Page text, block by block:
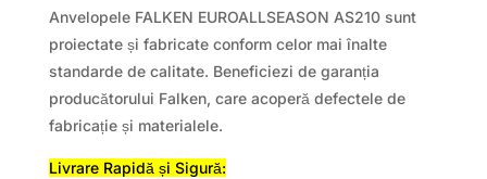
Anvelopele FALKEN EUROALLSEASON AS210 sunt
proiectate și fabricate conform celor mai înalte
standarde de calitate. Beneficiezi de garanția
producătorului Falken, care acoperă defectele de
fabricație și materialele.
Livrare Rapidă și Sigură: